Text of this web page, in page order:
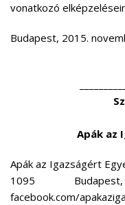
vonatkozó
Budapest, 2015.
Apák az
Apák az Igazságért
1095
facebook.com/